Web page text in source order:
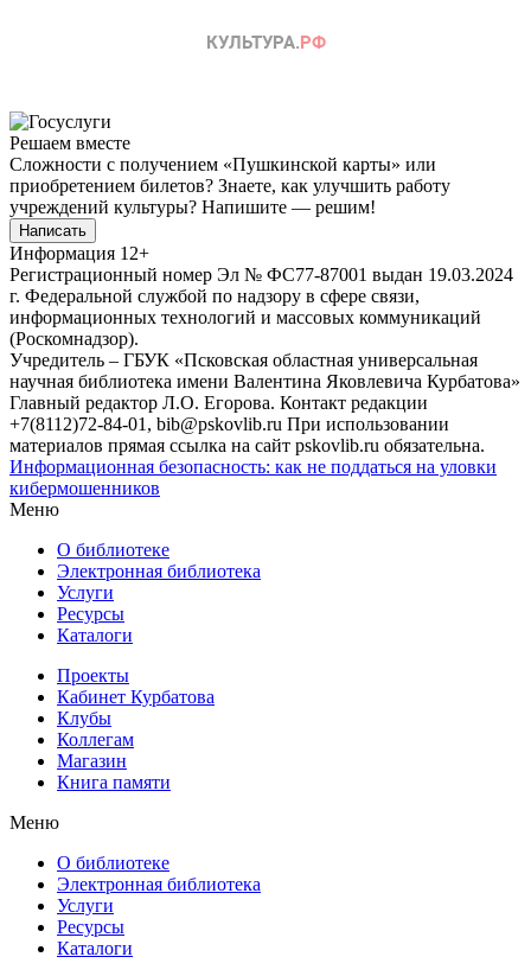
Решаем вместе
Сложности с получением «Пушкинской карты» или
приобретением билетов? Знаете, как улучшить работу
учреждений культуры? Напишите — решим!
Написать
Информация 12+
Регистрационный номер Эл № ФС77-87001 выдан 19.03.2024
г. Федеральной службой по надзору в сфере связи,
информационных технологий и массовых коммуникаций
(Роскомнадзор).
Учредитель – ГБУК «Псковская областная универсальная
научная библиотека имени Валентина Яковлевича Курбатова»
Главный редактор Л.О. Егорова. Контакт редакции
+7(8112)72-84-01, bib@pskovlib.ru При использовании
материалов прямая ссылка на сайт pskovlib.ru обязательна.
Информационная безопасность: как не поддаться на уловки
кибермошенников
Меню
О библиотеке
Электронная библиотека
Услуги
Ресурсы
Каталоги
Проекты
Кабинет Курбатова
Клубы
Коллегам
Магазин
Книга памяти
Меню
О библиотеке
Электронная библиотека
Услуги
Ресурсы
Каталоги